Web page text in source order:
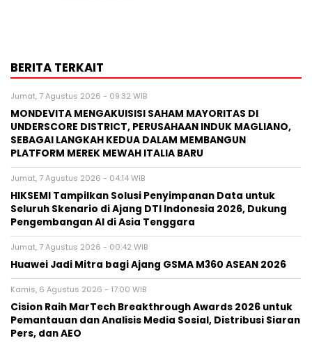
BERITA TERKAIT
Jumat, 7 Agustus 2026 - 09:32 WIB
MONDEVITA MENGAKUISISI SAHAM MAYORITAS DI
UNDERSCORE DISTRICT, PERUSAHAAN INDUK MAGLIANO,
SEBAGAI LANGKAH KEDUA DALAM MEMBANGUN
PLATFORM MEREK MEWAH ITALIA BARU
Jumat, 7 Agustus 2026 - 04:14 WIB
HIKSEMI Tampilkan Solusi Penyimpanan Data untuk
Seluruh Skenario di Ajang DTI Indonesia 2026, Dukung
Pengembangan AI di Asia Tenggara
Jumat, 7 Agustus 2026 - 00:42 WIB
Huawei Jadi Mitra bagi Ajang GSMA M360 ASEAN 2026
Kamis, 6 Agustus 2026 - 17:00 WIB
Cision Raih MarTech Breakthrough Awards 2026 untuk
Pemantauan dan Analisis Media Sosial, Distribusi Siaran
Pers, dan AEO